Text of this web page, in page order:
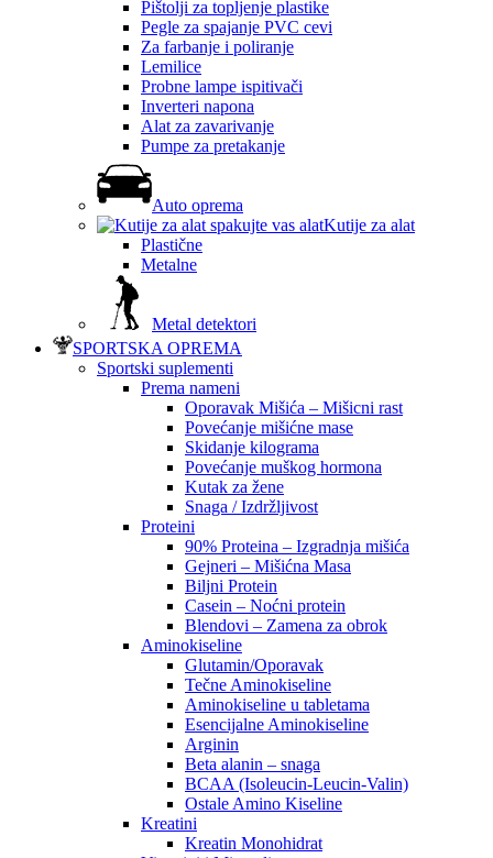
Pištolji za topljenje plastike
Pegle za spajanje PVC cevi
Za farbanje i poliranje
Lemilice
Probne lampe ispitivači
Inverteri napona
Alat za zavarivanje
Pumpe za pretakanje
Auto oprema
Kutije za alat
Plastične
Metalne
Metal detektori
SPORTSKA OPREMA
Sportski suplementi
Prema nameni
Oporavak Mišića – Mišicni rast
Povećanje mišićne mase
Skidanje kilograma
Povećanje muškog hormona
Kutak za žene
Snaga / Izdržljivost
Proteini
90% Proteina – Izgradnja mišića
Gejneri – Mišićna Masa
Biljni Protein
Casein – Noćni protein
Blendovi – Zamena za obrok
Aminokiseline
Glutamin/Oporavak
Tečne Aminokiseline
Aminokiseline u tabletama
Esencijalne Aminokiseline
Arginin
Beta alanin – snaga
BCAA (Isoleucin-Leucin-Valin)
Ostale Amino Kiseline
Kreatini
Kreatin Monohidrat